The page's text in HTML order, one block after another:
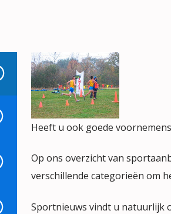
Heeft u ook goede
Op ons overzicht van
verschillende categorieën om
Sportnieuws vindt u natuurlijk